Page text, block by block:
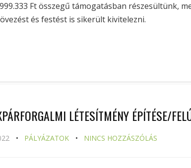
Ft összegű támogatásban részesültünk,
és festést is sikerült kivitelezni.
LÉTESÍTMÉNY ÉPÍTÉSE/
PÁLYÁZATOK NINCS HOZZÁSZÓLÁS